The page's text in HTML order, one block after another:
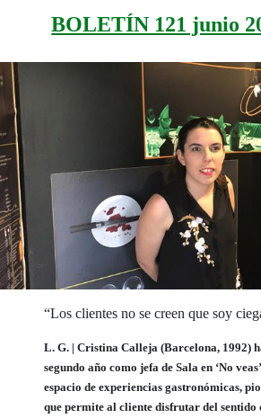
BOLETÍN 121 junio
“Los clientes no se creen que soy
L. G. | Cristina Calleja (Barcelona, 1992)
segundo año como jefa de Sala en ‘No
espacio de experiencias gastronómicas,
que permite al cliente disfrutar del sentido